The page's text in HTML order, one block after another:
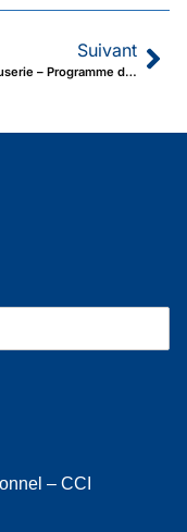
Suivant
Cafés Causerie – Programme de la saison
– CCI